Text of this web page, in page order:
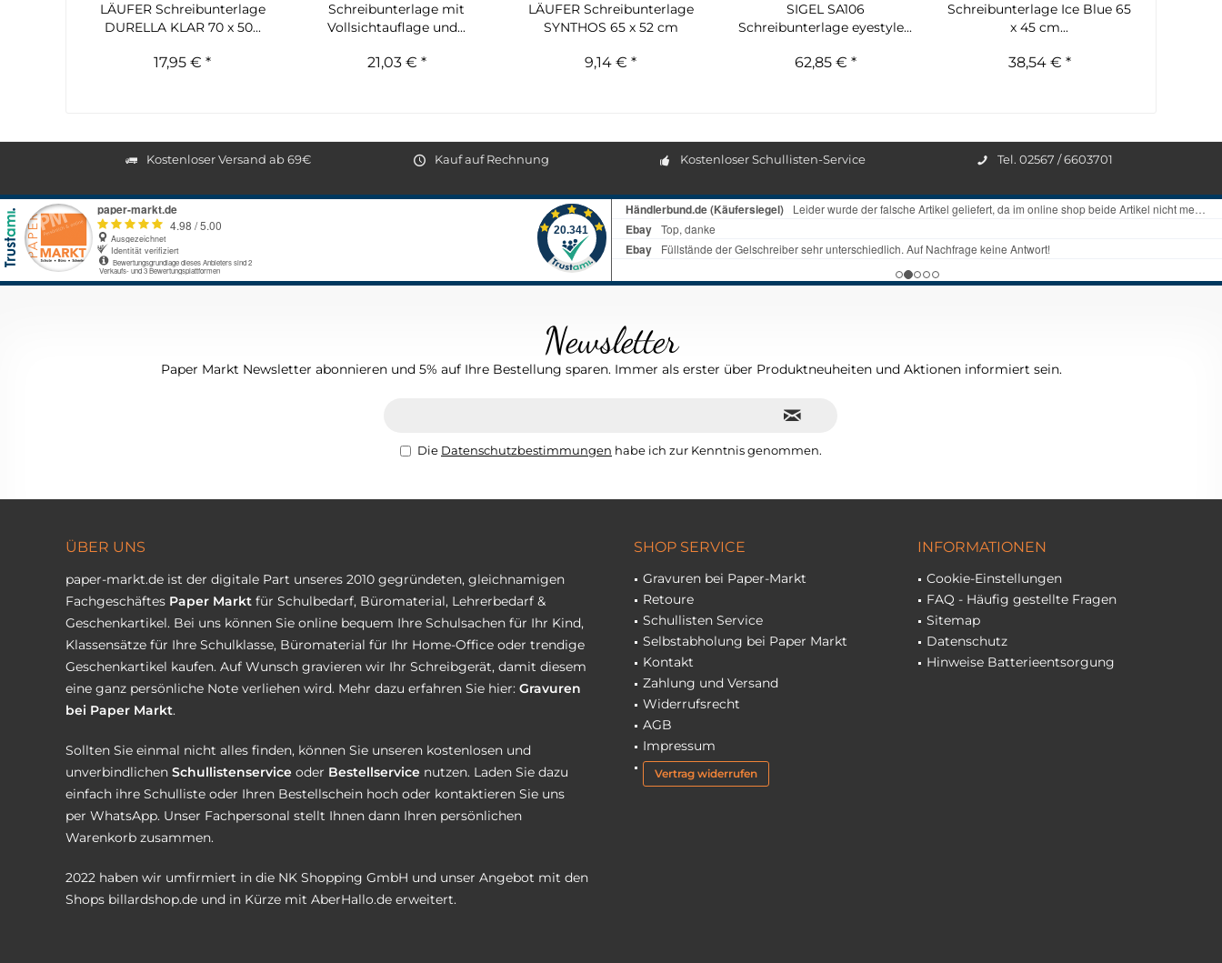
LÄUFER Schreibunterlage
DURELLA KLAR 70 x 50...
17,95 € *
Schreibunterlage mit
Vollsichtauflage und...
21,03 € *
LÄUFER Schreibunterlage
SYNTHOS 65 x 52 cm
9,14 € *
SIGEL SA106
Schreibunterlage eyestyle...
62,85 € *
Schreibunterlage Ice Blue 65
x 45 cm...
38,54 € *
Kostenloser Versand ab 69€ Kauf auf Rechnung Kostenloser Schullisten-Service Tel. 02567 / 6603701
Newsletter
Paper Markt Newsletter abonnieren und 5% auf Ihre Bestellung sparen. Immer als erster über Produktneuheiten und Aktionen informiert sein.
Die Datenschutzbestimmungen habe ich zur Kenntnis genommen.
ÜBER UNS
paper-markt.de ist der digitale Part unseres 2010 gegründeten, gleichnamigen
Fachgeschäftes Paper Markt für Schulbedarf, Büromaterial, Lehrerbedarf &
Geschenkartikel. Bei uns können Sie online bequem Ihre Schulsachen für Ihr Kind,
Klassensätze für Ihre Schulklasse, Büromaterial für Ihr Home-Office oder trendige
Geschenkartikel kaufen. Auf Wunsch gravieren wir Ihr Schreibgerät, damit diesem
eine ganz persönliche Note verliehen wird. Mehr dazu erfahren Sie hier: Gravuren
bei Paper Markt.
Sollten Sie einmal nicht alles finden, können Sie unseren kostenlosen und
unverbindlichen Schullistenservice oder Bestellservice nutzen. Laden Sie dazu
einfach ihre Schulliste oder Ihren Bestellschein hoch oder kontaktieren Sie uns
per WhatsApp. Unser Fachpersonal stellt Ihnen dann Ihren persönlichen
Warenkorb zusammen.
2022 haben wir umfirmiert in die NK Shopping GmbH und unser Angebot mit den
Shops billardshop.de und in Kürze mit AberHallo.de erweitert.
SHOP SERVICE
Gravuren bei Paper-Markt
Retoure
Schullisten Service
Selbstabholung bei Paper Markt
Kontakt
Zahlung und Versand
Widerrufsrecht
AGB
Impressum
Vertrag widerrufen
INFORMATIONEN
Cookie-Einstellungen
FAQ - Häufig gestellte Fragen
Sitemap
Datenschutz
Hinweise Batterieentsorgung